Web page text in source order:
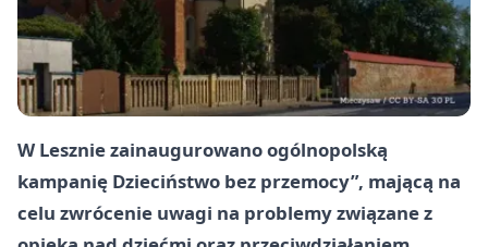
W Lesznie zainaugurowano ogólnopolską
kampanię Dzieciństwo bez przemocy”, mającą na
celu zwrócenie uwagi na problemy związane z